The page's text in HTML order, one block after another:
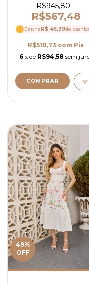
V e Mangas Longas -
Ref 4145
R$945,80
R$567,48
Ganhe R$ 45,39de
R$510,73 com Pix
6 x de R$94,58 sem
COMPRAR
49%
OFF